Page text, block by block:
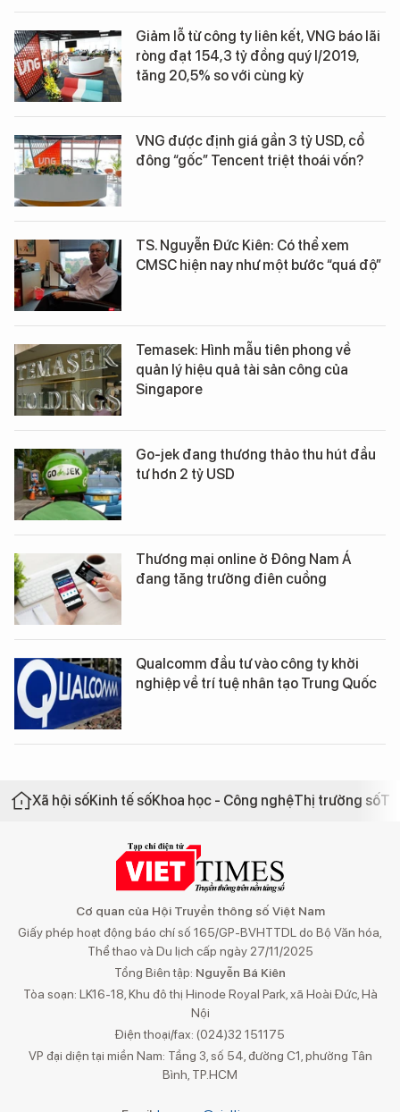
Giảm lỗ từ công ty liên kết, VNG báo lãi
ròng đạt 154,3 tỷ đồng quý I/2019,
tăng 20,5% so với cùng kỳ
VNG được định giá gần 3 tỷ USD, cổ
đông “gốc” Tencent triệt thoái vốn?
TS. Nguyễn Đức Kiên: Có thể xem
CMSC hiện nay như một bước “quá độ”
Temasek: Hình mẫu tiên phong về
quản lý hiệu quả tài sản công của
Singapore
Go-jek đang thương thảo thu hút đầu
tư hơn 2 tỷ USD
Thương mại online ở Đông Nam Á
đang tăng trưởng điên cuồng
Qualcomm đầu tư vào công ty khởi
nghiệp về trí tuệ nhân tạo Trung Quốc
Xã hội sốKinh tế sốKhoa học - Công nghệThị trường số
Cơ quan của Hội Truyền thông số Việt Nam
Giấy phép hoạt động báo chí số 165/GP-BVHTTDL do Bộ Văn hóa,
Thể thao và Du lịch cấp ngày 27/11/2025
Tổng Biên tập: Nguyễn Bá Kiên
Tòa soạn: LK16-18, Khu đô thị Hinode Royal Park, xã Hoài Đức, Hà
Nội
Điện thoại/fax: (024)32 151175
VP đại diện tại miền Nam: Tầng 3, số 54, đường C1, phường Tân
Bình, TP.HCM